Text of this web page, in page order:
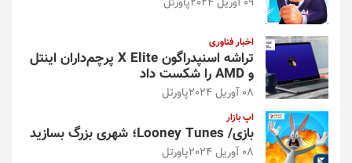
اخبار فناوری
تراشه اسنپدراگون X Elite پرچم‌داران اینتل
و AMD را شکست داد
08 آوریل 2024 پاورتل
اپ بازار
بازی/ Looney Tunes؛ شهری بزرگ بسازید
08 آوریل 2024 پاورتل